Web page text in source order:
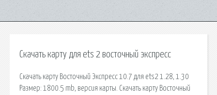
Скачать карту для ets 2 восточный экспресс
Скачать карту Восточный Экспресс 10.7 для ets2 1.28, 1.30
Размер: 1800.5 mb, версия карты. Скачать карту Восточный